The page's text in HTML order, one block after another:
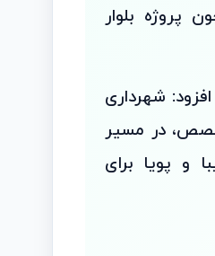
بلوار
شهرداری
در مسیر
و پویا برای